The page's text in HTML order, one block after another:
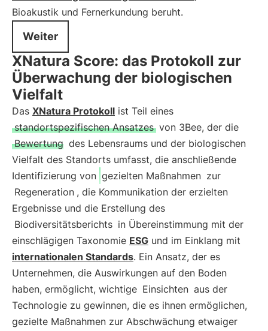
Bioakustik und Fernerkundung beruht.
Weiter
XNatura Score: das Protokoll zur
Überwachung der biologischen
Vielfalt
Das XNatura Protokoll ist Teil eines
standortspezifischen Ansatzes von 3Bee, der die
Bewertung des Lebensraums und der biologischen
Vielfalt des Standorts umfasst, die anschließende
Identifizierung von gezielten Maßnahmen zur
Regeneration , die Kommunikation der erzielten
Ergebnisse und die Erstellung des
Biodiversitätsberichts in Übereinstimmung mit der
einschlägigen Taxonomie ESG und im Einklang mit
internationalen Standards. Ein Ansatz, der es
Unternehmen, die Auswirkungen auf den Boden
haben, ermöglicht, wichtige Einsichten aus der
Technologie zu gewinnen, die es ihnen ermöglichen,
gezielte Maßnahmen zur Abschwächung etwaiger